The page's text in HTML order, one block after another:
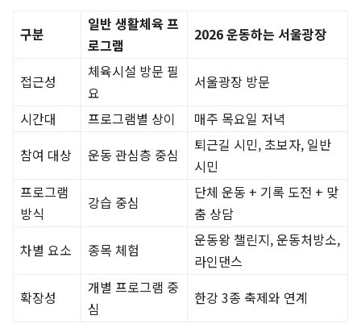
구분
일반 생활체육 프
로그램
2026 운동하는 서울광장
접근성
체육시설 방문 필
요
서울광장 방문
시간대
프로그램별 상이
매주 목요일 저녁
참여 대상
운동 관심층 중심
퇴근길 시민, 초보자, 일반
시민
프로그램
방식
강습 중심
단체 운동 + 기록 도전 + 맞
춤 상담
차별 요소
종목 체험
운동왕 챌린지, 운동처방소,
라인댄스
확장성
개별 프로그램 중
심
한강 3종 축제와 연계